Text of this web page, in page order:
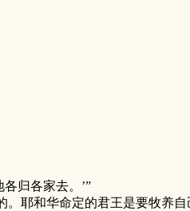
归各家去。’”
耶和华命定的君王是要牧养自